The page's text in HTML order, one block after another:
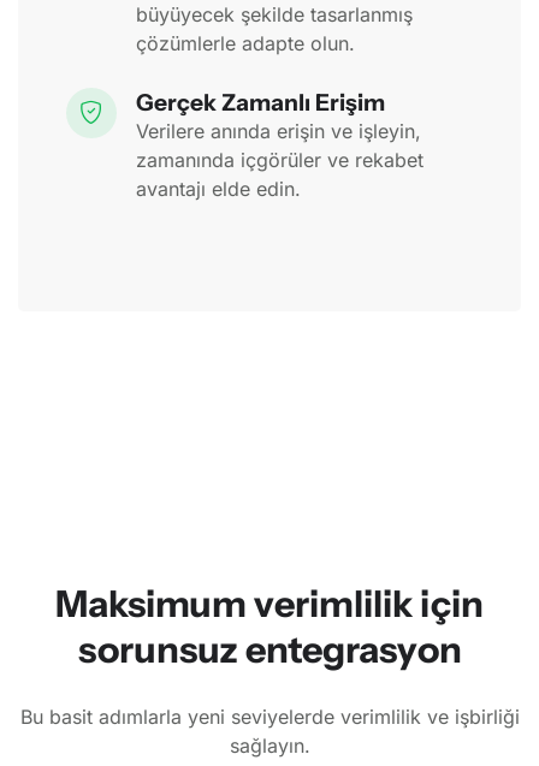
büyüyecek şekilde tasarlanmış
çözümlerle adapte olun.
Gerçek Zamanlı Erişim
Verilere anında erişin ve işleyin,
zamanında içgörüler ve rekabet
avantajı elde edin.
Maksimum verimlilik için
sorunsuz entegrasyon
Bu basit adımlarla yeni seviyelerde verimlilik ve işbirliği
sağlayın.